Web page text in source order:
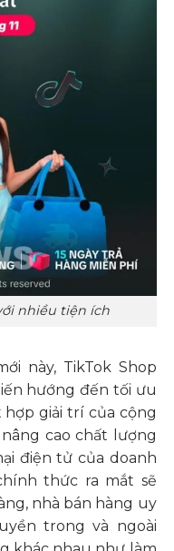
nhiều tiện ích
này, TikTok Shop
hướng đến tối ưu
hợp giải trí của cộng
cao chất lượng
điện tử của doanh
thức ra mắt sẽ
nhà bán hàng uy
trong và ngoài